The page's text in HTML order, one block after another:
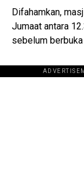
Difahamkan,
Jumaat antara
sebelum